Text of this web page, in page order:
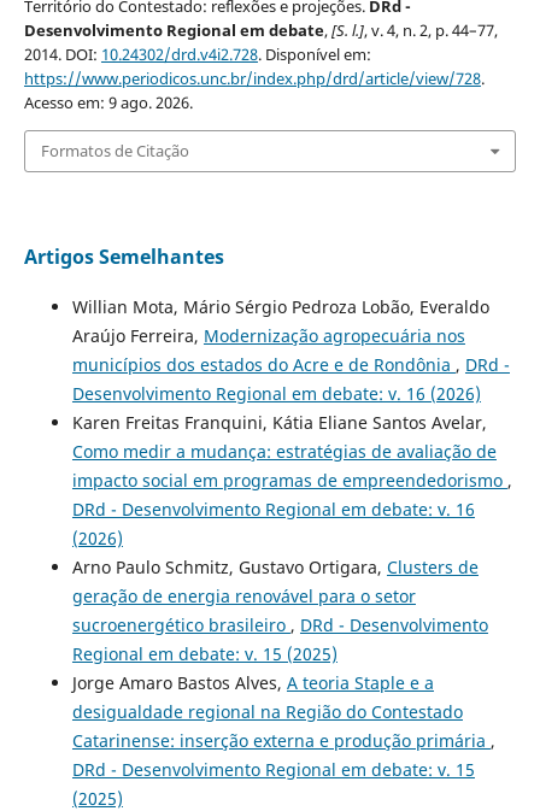
Território do Contestado: reflexões e projeções. DRd -
Desenvolvimento Regional em debate,[S. l.], v. 4, n. 2, p. 44–77,
2014. DOI: 10.24302/drd.v4i2.728. Disponível em:
https://www.periodicos.unc.br/index.php/drd/article/view/728.
Acesso em: 9 ago. 2026.
Formatos de Citação
Artigos Semelhantes
Willian Mota, Mário Sérgio Pedroza Lobão, Everaldo
Araújo Ferreira, Modernização agropecuária nos
municípios dos estados do Acre e de Rondônia , DRd -
Desenvolvimento Regional em debate: v. 16 (2026)
Karen Freitas Franquini, Kátia Eliane Santos Avelar,
Como medir a mudança: estratégias de avaliação de
impacto social em programas de empreendedorismo ,
DRd - Desenvolvimento Regional em debate: v. 16
(2026)
Arno Paulo Schmitz, Gustavo Ortigara, Clusters de
geração de energia renovável para o setor
sucroenergético brasileiro , DRd - Desenvolvimento
Regional em debate: v. 15 (2025)
Jorge Amaro Bastos Alves, A teoria Staple e a
desigualdade regional na Região do Contestado
Catarinense: inserção externa e produção primária ,
DRd - Desenvolvimento Regional em debate: v. 15
(2025)